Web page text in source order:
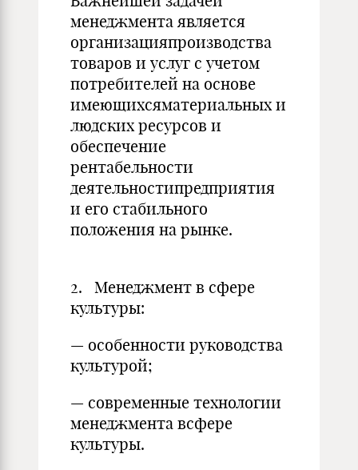
менеджмента является
организацияпроизводства
товаров и услуг с учетом
потребителей на основе
имеющихсяматериальных и
людских ресурсов и
обеспечение
рентабельности
деятельностипредприятия
и его стабильного
положения на рынке.
2. Менеджмент в сфере
культуры:
— особенности руководства
культурой;
— современные технологии
менеджмента всфере
культуры.